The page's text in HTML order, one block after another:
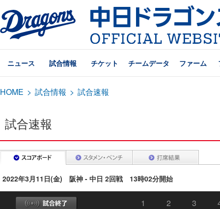
ニュース 試合情報 チケット チームデータ ファーム
HOME > 試合情報 > 試合速報
試合速報
2022年3月11日(金) 阪神 - 中日 2回戦 13時02分開始
1 2 3